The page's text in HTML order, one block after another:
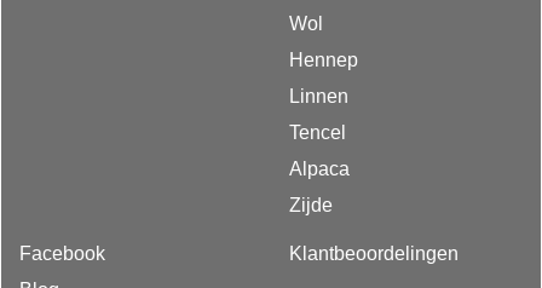
Wol
Hennep
Linnen
Tencel
Alpaca
Zijde
Facebook
Klantbeoordelingen